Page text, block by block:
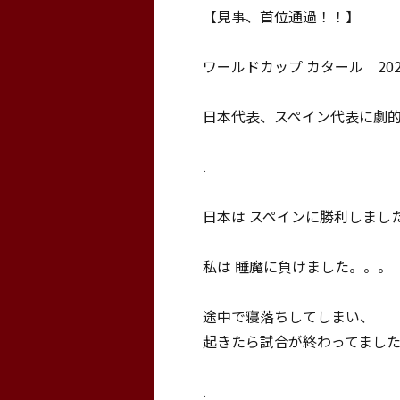
【見事、首位通過！！】
ワールドカップ カタール
日本代表、スペイン代表に劇
.
日本は スペインに勝利しまし
私は 睡魔に負けました。。。
途中で寝落ちしてしまい、
起きたら試合が終わってました
.